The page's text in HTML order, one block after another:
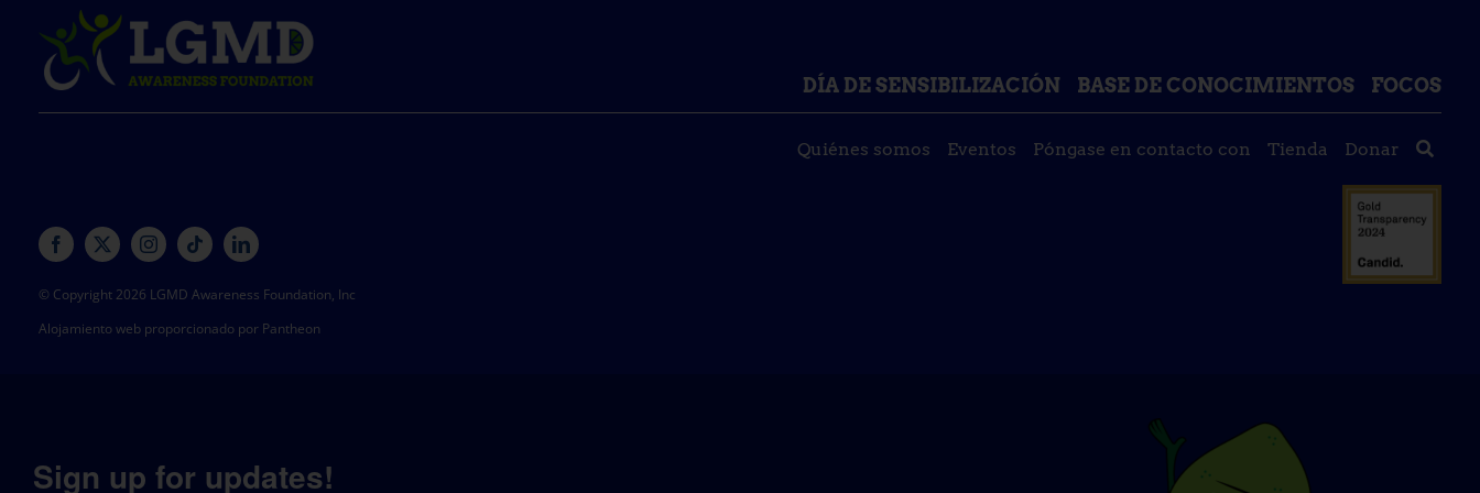
DÍA DE SENSIBILIZACIÓN BASE DE CONOCIMIENTOS FOCOS
Quiénes somos Eventos Póngase en contacto con Tienda Donar
© Copyright 2026 LGMD Awareness Foundation, Inc
Alojamiento web proporcionado por Pantheon
Sign up for updates!